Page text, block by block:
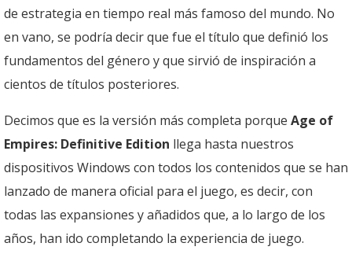
de estrategia en tiempo real más famoso del mundo. No
en vano, se podría decir que fue el título que definió los
fundamentos del género y que sirvió de inspiración a
cientos de títulos posteriores.
Decimos que es la versión más completa porque Age of
Empires: Definitive Edition llega hasta nuestros
dispositivos Windows con todos los contenidos que se han
lanzado de manera oficial para el juego, es decir, con
todas las expansiones y añadidos que, a lo largo de los
años, han ido completando la experiencia de juego.